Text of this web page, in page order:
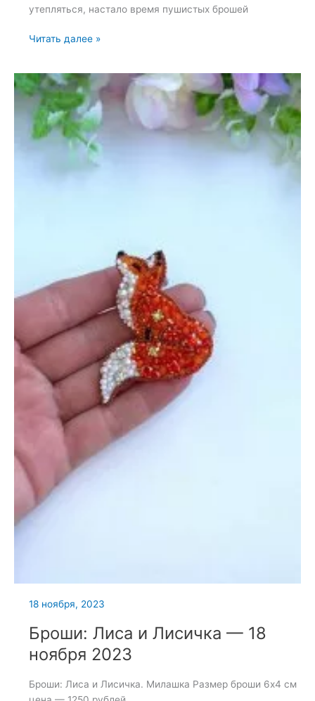
утепляться, настало время пушистых брошей
Броши:
и
Пушистаяброшь
Читать далее »
18 ноября, 2023
Броши: Лиса и Лисичка — 18
ноября 2023
Броши: Лиса и Лисичка. Милашка Размер броши 6х4 см